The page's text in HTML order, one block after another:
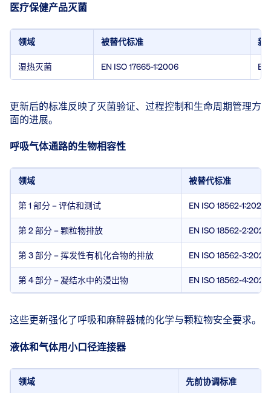
医疗保健产品灭菌
领域 被替代标准 新/
湿热灭菌 EN ISO 17665-1:2006
更新后的标准反映了灭菌验证、过程控制和生命周期管理方
面的进展。
呼吸气体通路的生物相容性
领域 被替代标准
第 1 部分 – 评估和测试 EN ISO 18562-1:2020
第 2 部分 – 颗粒物排放 EN ISO 18562-2:2020
第 3 部分 – 挥发性有机化合物的排放 EN ISO 18562-3:2020
第 4 部分 – 凝结水中的浸出物 EN ISO 18562-4:2020
这些更新强化了呼吸和麻醉器械的化学与颗粒物安全要求。
液体和气体用小口径连接器
领域 先前协调标准